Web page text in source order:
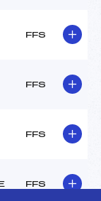
FFS
FFS
FFS
FFS